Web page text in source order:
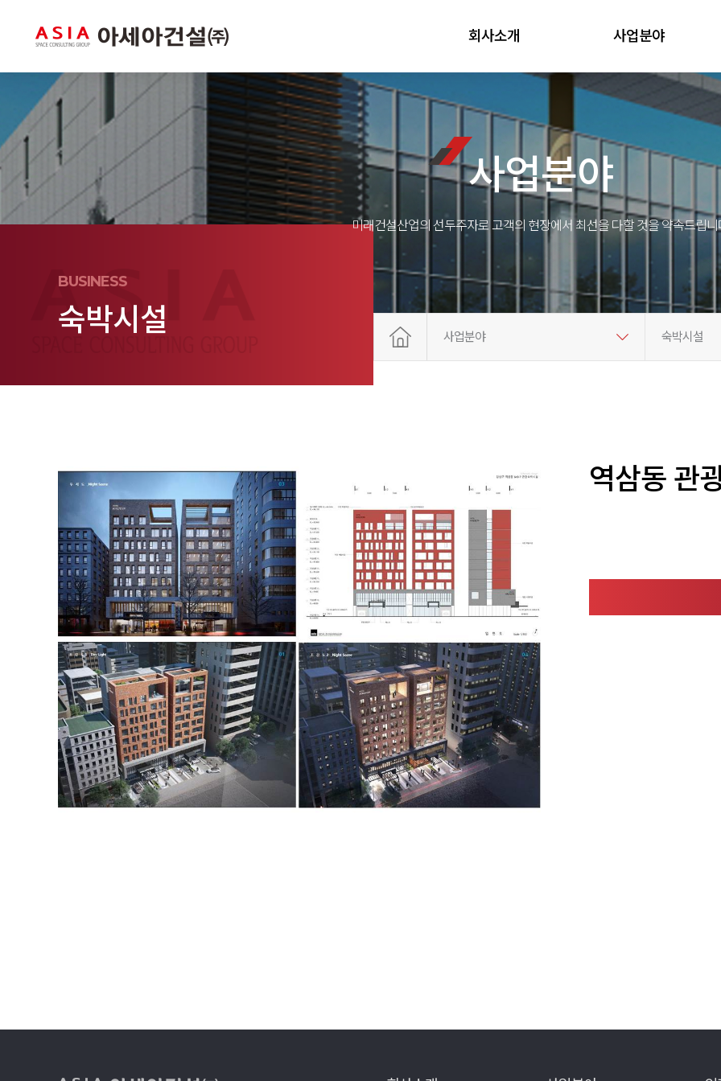
회사소개 사업분야
사업분야
미래건설산업의 선두주자로 고객의 현장에서 최선을 다할 것을 약속드립니
BUSINESS
숙박시설 사업분야 숙박시설
역삼동 관